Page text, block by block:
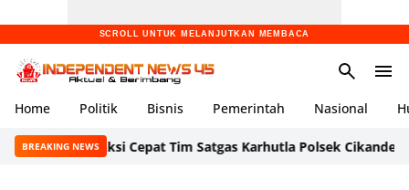
SCROLL UNTUK MELANJUTKAN MEMBACA
Home Politik Bisnis Pemerintah Nasional
BREAKING NEWS
Aksi Cepat Tim Satgas Karhutla Polsek Cikande dan